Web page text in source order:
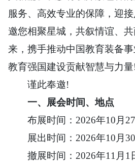
服务、高效专业的保障，迎
邀您相聚星城，共叙情谊、
来，携手推动中国教育装备
教育强国建设贡献智慧与力
谨此奉邀!
一、展会时间、地点
布展时间：2026年10月27
展出时间：2026年10月30
撤展时间：2026年11月1